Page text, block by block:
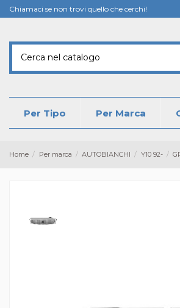
Chiamaci se non trovi quello che cerchi!
Per Tipo Per Marca
Home Per marca AUTOBIANCHI Y10 92-